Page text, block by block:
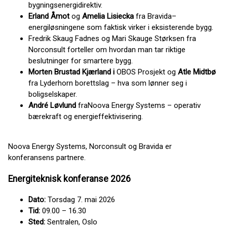
bygningsenergidirektiv.
Erland Åmotog Amelia Lisiecka fra Bravida–
energiløsningene som faktisk virker i eksisterende bygg.
Fredrik Skaug Fadnes og Mari Skauge Størksen fra
Norconsult forteller om hvordan man tar riktige
beslutninger for smartere bygg.
Morten Brustad Kjærland i OBOS Prosjekt og Atle Midtbø
fra Lyderhorn borettslag – hva som lønner seg i
boligselskaper.
André Løvlund fraNoova Energy Systems – operativ
bærekraft og energieffektivisering.
Noova Energy Systems, Norconsult og Bravida er
konferansens partnere.
Energiteknisk konferanse 2026
Dato: Torsdag 7. mai 2026
Tid: 09.00 – 16.30
Sted: Sentralen, Oslo